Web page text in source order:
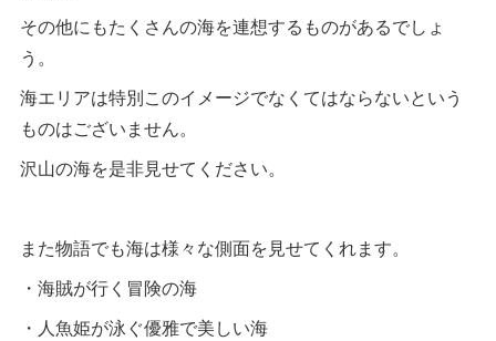
その他にもたくさんの海を連想するものがあるでしょ
う。
海エリアは特別このイメージでなくてはならないという
ものはございません。
沢山の海を是非見せてください。
また物語でも海は様々な側面を見せてくれます。
・海賊が行く冒険の海
・人魚姫が泳ぐ優雅で美しい海